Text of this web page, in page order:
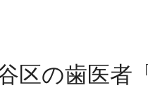
区の歯医者